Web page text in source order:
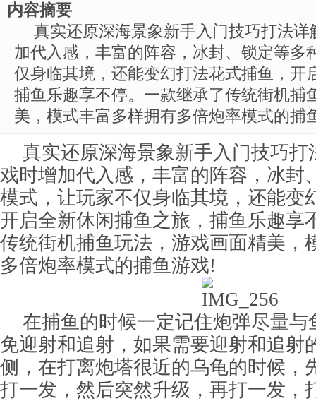
内容摘要
真实还原深海景象新手入门技巧打法
加代入感，丰富的阵容，冰封、锁定等多
仅身临其境，还能变幻打法花式捕鱼，开
捕鱼乐趣享不停。一款继承了传统街机捕
美，模式丰富多样拥有多倍炮率模式的捕
真实还原深海景象新手入门技巧打
戏时增加代入感，丰富的阵容，冰封
模式，让玩家不仅身临其境，还能变
开启全新休闲捕鱼之旅，捕鱼乐趣享
传统街机捕鱼玩法，游戏画面精美，
多倍炮率模式的捕鱼游戏!
在捕鱼的时候一定记住炮弹尽量与
免迎射和追射，如果需要迎射和追射
侧，在打离炮塔很近的乌龟的时候，
打一发，然后突然升级，再打一发，